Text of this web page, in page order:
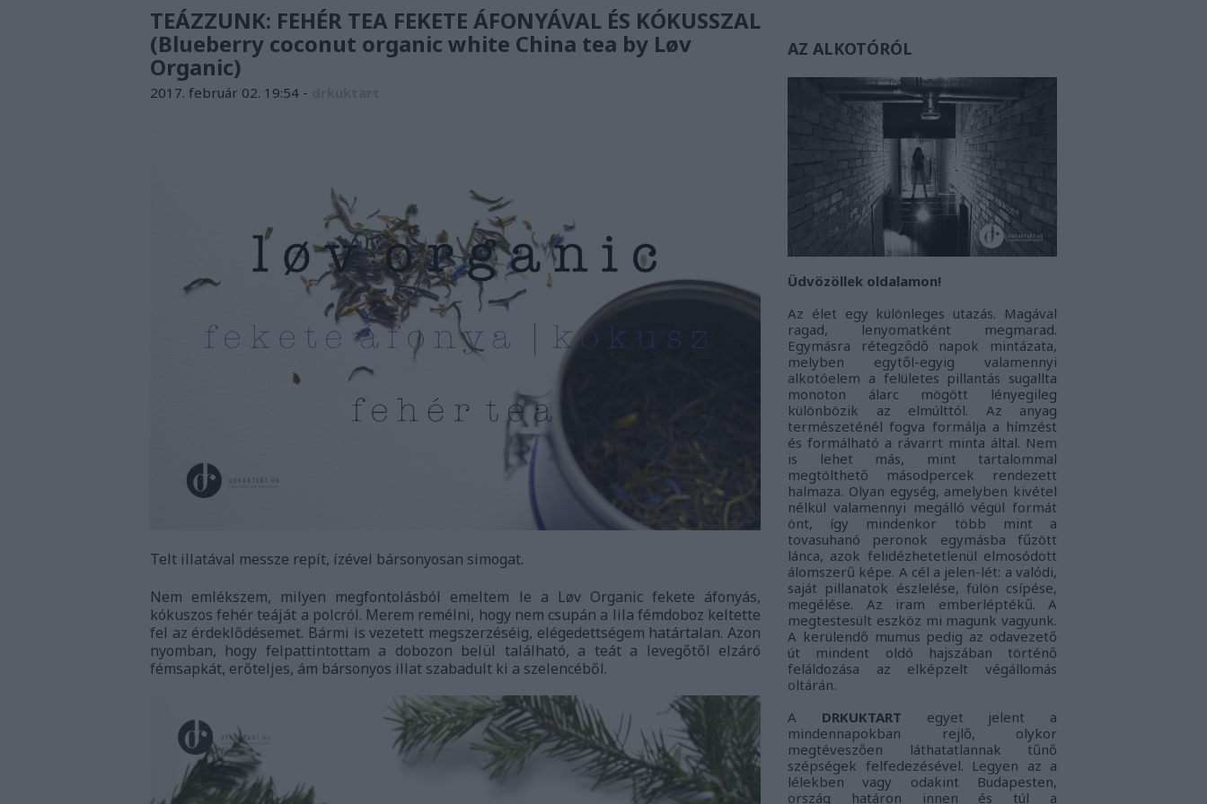
TEÁZZUNK: FEHÉR TEA FEKETE ÁFONYÁVAL ÉS KÓKUSSZAL
(Blueberry coconut organic white China tea by Løv
Organic)
2017. február 02. 19:54 -
Telt illatával messze repít, ízével bársonyosan simogat.
Nem emlékszem, milyen megfontolásból emeltem le a Løv Organic fekete áfonyás,
kókuszos fehér teáját a polcról. Merem remélni, hogy nem csupán a lila fémdoboz keltette
fel az érdeklődésemet. Bármi is vezetett megszerzéséig, elégedettségem határtalan. Azon
nyomban, hogy felpattintottam a dobozon belül található, a teát a levegőtől elzáró
fémsapkát, erőteljes, ám bársonyos illat szabadult ki a szelencéből.
AZ ALKOTÓRÓL
Üdvözöllek oldalamon!
Az élet egy különleges utazás. Magával
ragad, lenyomatként megmarad.
Egymásra rétegződő napok mintázata,
melyben egytől-egyig valamennyi
alkotóelem a felületes pillantás sugallta
monoton álarc mögött lényegileg
különbözik az elmúlttól. Az anyag
természeténél fogva formálja a hímzést
és formálható a rávarrt minta által. Nem
is lehet más, mint tartalommal
megtölthető másodpercek rendezett
halmaza. Olyan egység, amelyben kivétel
nélkül valamennyi megálló végül formát
önt, így mindenkor több mint a
tovasuhanó peronok egymásba fűzött
lánca, azok felidézhetetlenül elmosódott
álomszerű képe. A cél a jelen-lét: a valódi,
saját pillanatok észlelése, fülön csípése,
megélése. Az iram emberléptékű. A
megtestesült eszköz mi magunk vagyunk.
A kerülendő mumus pedig az odavezető
út mindent oldó hajszában történő
feláldozása az elképzelt végállomás
oltárán.
A
DRKUKTART egyet jelent a
mindennapokban rejlő, olykor
megtéveszően láthatatlannak tűnő
szépségek felfedezésével. Legyen az a
lélekben vagy odakint Budapesten,
ország határon innen és túl a